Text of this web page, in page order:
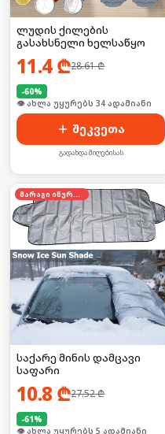
ლუდის ქილების
გასახსნელი ხელსაწყო
11.4₾28.61₾
-60%
🛒 ბოლო 24სთ-ში იყიდა 51-მა
შეკვეთა
გადახდა მიღებისას
მარაგი იწურება
საქარე მინის დამცავი
საფარი
10.8 ₾27.52₾
-61%
🛒 ბოლო 24სთ-ში იყიდა 53-მა